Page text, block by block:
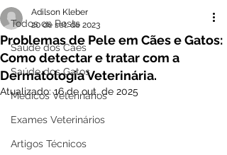
Todos os Posts
Saúde dos Cães
Saúde dos Gatos
Médicos Veterinários
Exames Veterinários
Artigos Técnicos
Problemas de Pele em Cães e Gatos:
Como detectar e tratar com a
Dermatologia Veterinária.
Adilson Kleber
20 de set. de 2023
Atualizado:16 de out. de 2025